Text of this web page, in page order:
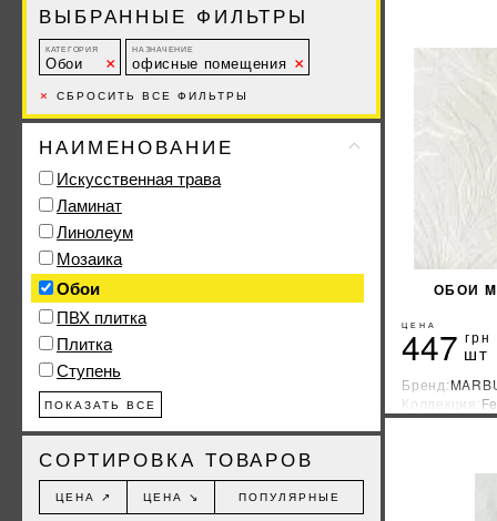
ОБОИ
ЦЕНА
447 грн
шт
Бренд:
Коллекция:
Страна-
ВЫБРАННЫЕ ФИЛЬТРЫ
КАТЕГОРИЯ
Обои
НАЗНАЧЕНИЕ
офисные помещения
× СБРОСИТЬ ВСЕ ФИЛЬТРЫ
НАИМЕНОВАНИЕ
Искусственная трава
Ламинат
Линолеум
Мозаика
Обои
ПВХ плитка
Плитка
Ступень
ПОКАЗАТЬ ВСЕ
СОРТИРОВКА ТОВАРОВ
ЦЕНА ↗ ЦЕНА ↘ ПОПУЛЯРНЫЕ